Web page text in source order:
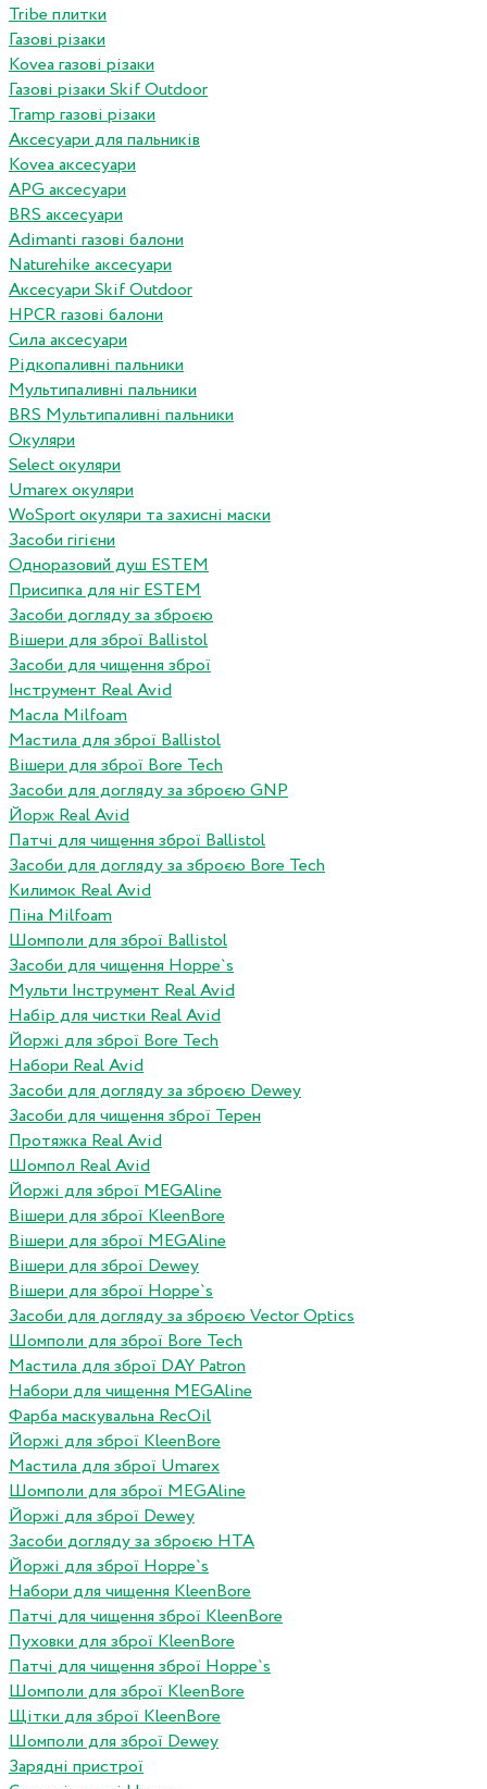
Tribe плитки
Газові різаки
Kovea газові різаки
Газові різаки Skif Outdoor
Tramp газові різаки
Аксесуари для пальників
Kovea аксесуари
APG аксесуари
BRS аксесуари
Adimanti газові балони
Naturehike аксесуари
Аксесуари Skif Outdoor
HPCR газові балони
Сила аксесуари
Рідкопаливні пальники
Мультипаливні пальники
BRS Мультипаливні пальники
Окуляри
Select окуляри
Umarex окуляри
WoSport окуляри та захисні маски
Засоби гігієни
Одноразовий душ ESTEM
Присипка для ніг ESTEM
Засоби догляду за зброєю
Вішери для зброї Ballistol
Засоби для чищення зброї
Інструмент Real Avid
Масла Milfoam
Мастила для зброї Ballistol
Вішери для зброї Bore Tech
Засоби для догляду за зброєю GNP
Йорж Real Avid
Патчі для чищення зброї Ballistol
Засоби для догляду за зброєю Bore Tech
Килимок Real Avid
Піна Milfoam
Шомполи для зброї Ballistol
Засоби для чищення Hoppe`s
Мульти Інструмент Real Avid
Набір для чистки Real Avid
Йоржі для зброї Bore Tech
Набори Real Avid
Засоби для догляду за зброєю Dewey
Засоби для чищення зброї Терен
Протяжка Real Avid
Шомпол Real Avid
Йоржі для зброї MEGAline
Вішери для зброї KleenBore
Вішери для зброї MEGAline
Вішери для зброї Dewey
Вішери для зброї Hoppe`s
Засоби для догляду за зброєю Vector Optics
Шомполи для зброї Bore Tech
Мастила для зброї DAY Patron
Набори для чищення MEGAline
Фарба маскувальна RecOil
Йоржі для зброї KleenBore
Мастила для зброї Umarex
Шомполи для зброї MEGAline
Йоржі для зброї Dewey
Засоби догляду за зброєю HTA
Йоржі для зброї Hoppe`s
Набори для чищення KleenBore
Патчі для чищення зброї KleenBore
Пуховки для зброї KleenBore
Патчі для чищення зброї Hoppe`s
Шомполи для зброї KleenBore
Щітки для зброї KleenBore
Шомполи для зброї Dewey
Зарядні пристрої